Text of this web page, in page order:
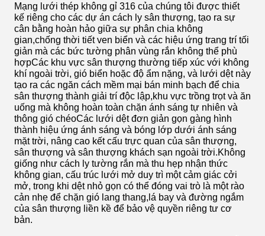
Mạng lưới thép không gỉ 316 của chúng tôi được thiết
kế riêng cho các dự án cách ly sân thượng, tạo ra sự
cân bằng hoàn hảo giữa sự phân chia không
gian,chống thời tiết ven biển và các hiệu ứng trang trí tối
giản mà các bức tường phân vùng rắn không thể phù
hợpCác khu vực sân thượng thường tiếp xúc với không
khí ngoài trời, gió biển hoặc độ ẩm nặng, và lưới dệt này
tạo ra các ngăn cách mềm mại bán minh bạch để chia
sân thượng thành giải trí độc lập,khu vực trồng trọt và ăn
uống mà không hoàn toàn chặn ánh sáng tự nhiên và
thông gió chéoCác lưới dệt đơn giản gọn gàng hình
thành hiệu ứng ánh sáng và bóng lớp dưới ánh sáng
mặt trời, nâng cao kết cấu trực quan của sân thượng,
sân thượng và sân thượng khách sạn ngoài trời.Không
giống như cách ly tường rắn mà thu hẹp nhận thức
không gian, cấu trúc lưới mở duy trì một cảm giác cởi
mở, trong khi dệt nhỏ gọn có thể đóng vai trò là một rào
cản nhẹ để chặn gió lang thang,lá bay và đường ngắm
của sân thượng liền kề để bảo vệ quyền riêng tư cơ
bản.